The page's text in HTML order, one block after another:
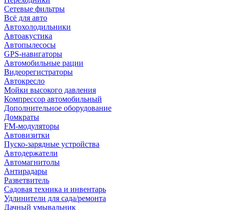
Сетевые фильтры
Всё для авто
Автохолодильники
Автоакустика
Автопылесосы
GPS-навигаторы
Автомобильные рации
Видеорегистраторы
Автокресло
Мойки высокого давления
Компрессор автомобильный
Дополнительное оборудование
Домкраты
FM-модуляторы
Автовизитки
Пуско-зарядные устройства
Автодержатели
Автомагнитолы
Антирадары
Разветвитель
Садовая техника и инвентарь
Удлинители для сада/ремонта
Дачный умывальник